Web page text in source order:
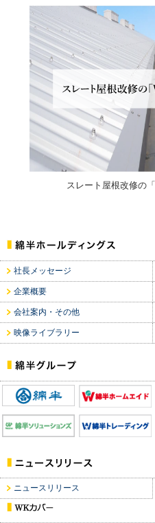
スレート屋根改修の
社長メッセージ
企業概要
会社案内・その他
映像ライブラリー
ニュースリリース